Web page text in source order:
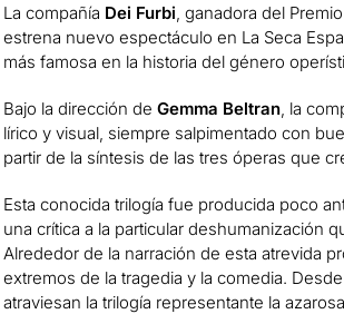
La compañía Dei Furbi , ganadora del
estrena nuevo espectáculo en La Seca
más famosa en la historia del género
Bajo la dirección de Gemma Beltran, la
lírico y visual, siempre salpimentado con
partir de la síntesis de las tres óperas que
Esta conocida trilogía fue producida poco
una crítica a la particular deshumanización
Alrededor de la narración de esta atrevida
extremos de la tragedia y la comedia.
atraviesan la trilogía representante la